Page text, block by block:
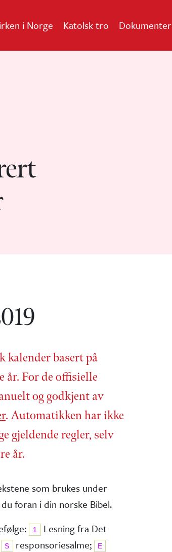
i Norge Katolsk tro Dokumenter
kalender basert på
år. For de offisielle
og godkjent av
. Automatikken har ikke
gjeldende regler, selv
år.
som brukes under
foran i din norske Bibel.
1
Lesning fra Det
S responsorie­salme; E